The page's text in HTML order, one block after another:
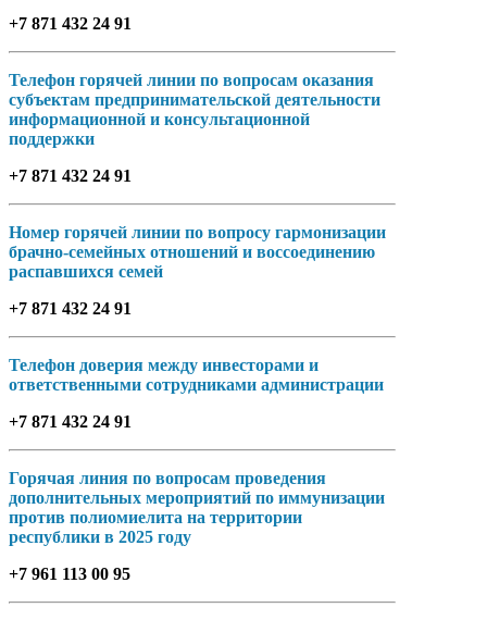
+7 871 432 24 91
Телефон горячей линии по вопросам оказания
субъектам предпринимательской деятельности
информационной и консультационной
поддержки
+7 871 432 24 91
Номер горячей линии по вопросу гармонизации
брачно-семейных отношений и воссоединению
распавшихся семей
+7 871 432 24 91
Телефон доверия между инвесторами и
ответственными сотрудниками администрации
+7 871 432 24 91
Горячая линия по вопросам проведения
дополнительных мероприятий по иммунизации
против полиомиелита на территории
республики в 2025 году
+7 961 113 00 95